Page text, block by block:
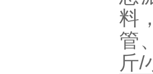
料
管
斤/